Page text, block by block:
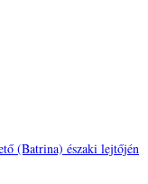
(Batrina) északi lejtőjén